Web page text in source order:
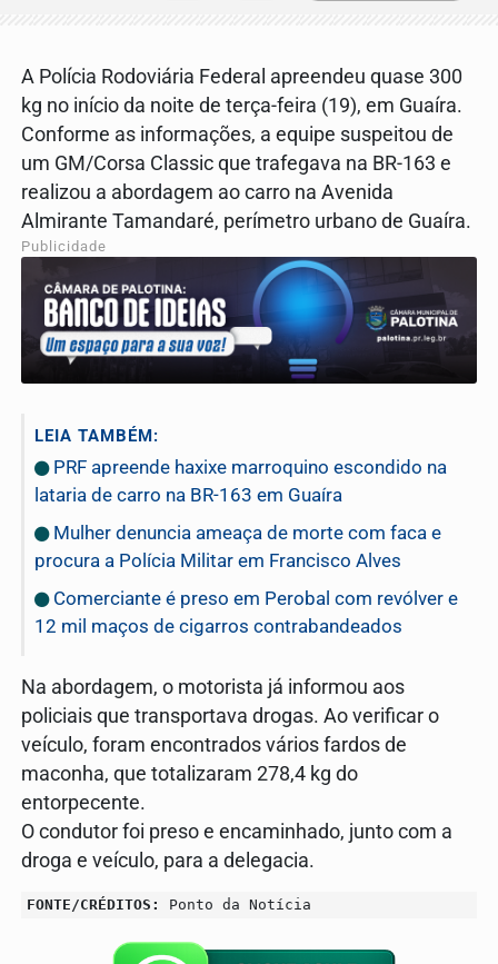
A Polícia Rodoviária Federal apreendeu quase 300
kg no início da noite de terça-feira (19), em Guaíra.
Conforme as informações, a equipe suspeitou de
um GM/Corsa Classic que trafegava na BR-163 e
realizou a abordagem ao carro na Avenida
Almirante Tamandaré, perímetro urbano de Guaíra.
Publicidade
LEIA TAMBÉM:
PRF apreende haxixe marroquino escondido na
lataria de carro na BR-163 em Guaíra
Mulher denuncia ameaça de morte com faca e
procura a Polícia Militar em Francisco Alves
Comerciante é preso em Perobal com revólver e
12 mil maços de cigarros contrabandeados
Na abordagem, o motorista já informou aos
policiais que transportava drogas. Ao verificar o
veículo, foram encontrados vários fardos de
maconha, que totalizaram 278,4 kg do
entorpecente.
O condutor foi preso e encaminhado, junto com a
droga e veículo, para a delegacia.
FONTE/CRÉDITOS: Ponto da Notícia